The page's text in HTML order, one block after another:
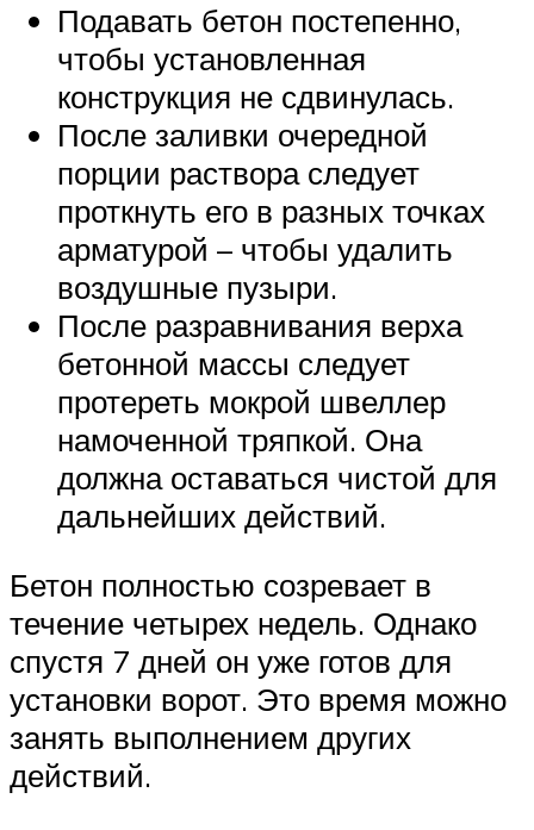
Подавать бетон постепенно,
чтобы установленная
конструкция не сдвинулась.
После заливки очередной
порции раствора следует
проткнуть его в разных точках
арматурой – чтобы удалить
воздушные пузыри.
После разравнивания верха
бетонной массы следует
протереть мокрой швеллер
намоченной тряпкой. Она
должна оставаться чистой для
дальнейших действий.
Бетон полностью созревает в
течение четырех недель. Однако
спустя 7 дней он уже готов для
установки ворот. Это время можно
занять выполнением других
действий.